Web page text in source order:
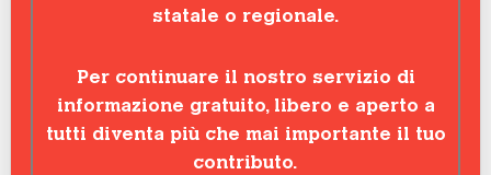
statale o regionale.
Per continuare il nostro servizio di
informazione gratuito, libero e aperto a
tutti diventa più che mai importante il tuo
contributo.